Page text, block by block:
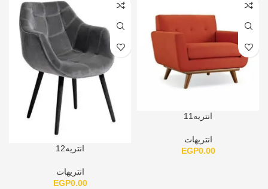
انتريه11
انتريهات
EGP0.00 انتريه12
انتريهات
EGP0.00